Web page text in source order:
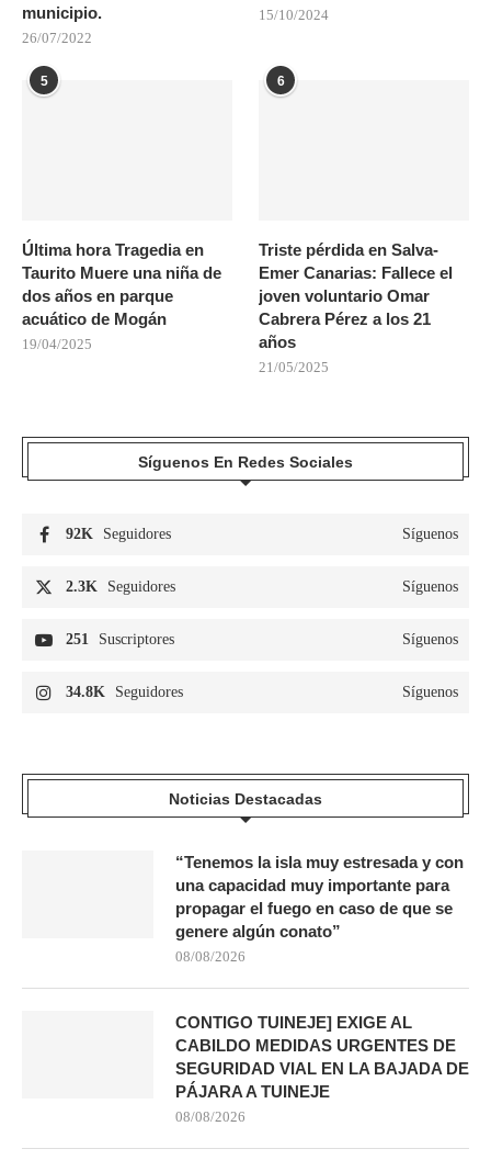
municipio.
26/07/2022
15/10/2024
5
Última hora Tragedia en
Taurito Muere una niña de
dos años en parque
acuático de Mogán
19/04/2025
6
Triste pérdida en Salva-
Emer Canarias: Fallece el
joven voluntario Omar
Cabrera Pérez a los 21
años
21/05/2025
Síguenos En Redes Sociales
92K Seguidores Síguenos
2.3K Seguidores Síguenos
251 Suscriptores Síguenos
34.8K Seguidores Síguenos
Noticias Destacadas
“Tenemos la isla muy estresada y con
una capacidad muy importante para
propagar el fuego en caso de que se
genere algún conato”
08/08/2026
CONTIGO TUINEJE] EXIGE AL
CABILDO MEDIDAS URGENTES DE
SEGURIDAD VIAL EN LA BAJADA DE
PÁJARA A TUINEJE
08/08/2026